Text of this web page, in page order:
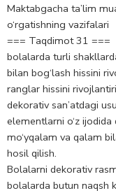
Maktabgacha ta’lim
o‘rgatishning vazifalari
=== Taqdimot 31 ===
bolalarda turli
bilan bog‘lash hissini
ranglar hissini
dekorativ san’atdagi
elementlarni o‘z
mo‘yqalam va qalam
hosil qilish.
Bolalarni dekorativ
bolalarda butun naqsh